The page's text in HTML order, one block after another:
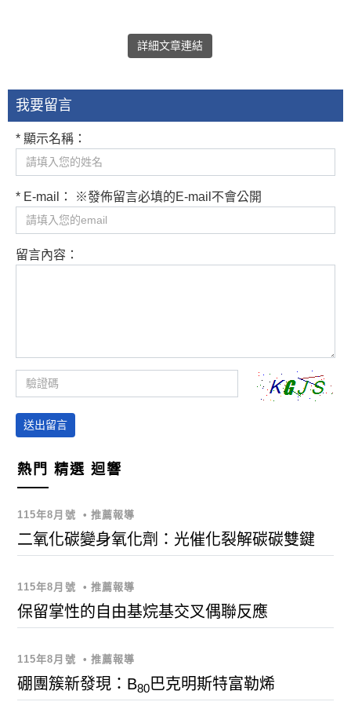
詳細文章連結
我要留言
* 顯示名稱：
* E-mail： ※發佈留言必填的E-mail不會公開
留言內容：
送出留言
熱門 精選 迴響
115年8月號 • 推薦報導
二氧化碳變身氧化劑：光催化裂解碳碳雙鍵
115年8月號 • 推薦報導
保留掌性的自由基烷基交叉偶聯反應
115年8月號 • 推薦報導
硼團簇新發現：B80巴克明斯特富勒烯